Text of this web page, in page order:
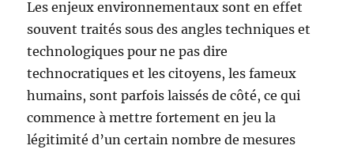
Les enjeux environnementaux sont en effet
souvent traités sous des angles techniques et
technologiques pour ne pas dire
technocratiques et les citoyens, les fameux
humains, sont parfois laissés de côté, ce qui
commence à mettre fortement en jeu la
légitimité d’un certain nombre de mesures